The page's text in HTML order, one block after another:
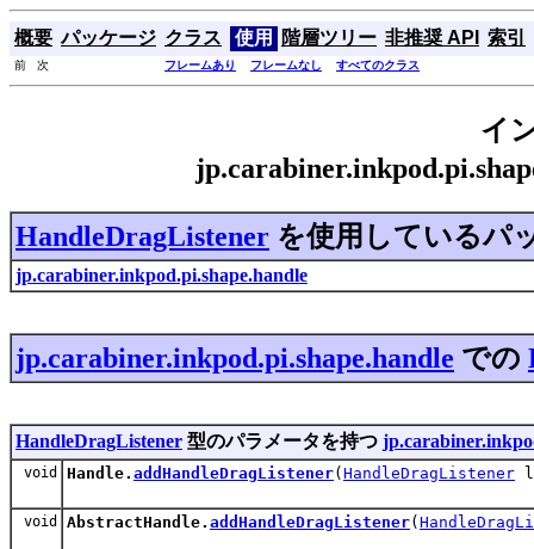
概要 パッケージ クラス 使用 階層ツリー 非推奨 API 索引
前 次 フレームあり フレームなし すべてのクラス
イ
HandleDragListener を使用しているパ
jp.carabiner.inkpod.pi.shape.handle
jp.carabiner.inkpod.pi.shape.handle での
HandleDragListener 型のパラメータを持つ
void Handle. addHandleDragListener( HandleDragListener
void AbstractHandle. addHandleDragListener(